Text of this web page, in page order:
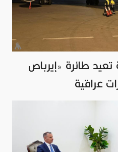
تعيد طائرة «إيرباص